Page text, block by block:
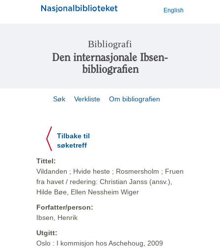
English
Bibliografi
Den internasjonale Ibsen-
bibliografien
Søk Verkliste Om bibliografien
Tilbake til
søketreff
Tittel:
Vildanden ; Hvide heste ; Rosmersholm ; Fruen
fra havet / redering: Christian Janss (ansv.),
Hilde Bøe, Ellen Nessheim Wiger
Forfatter/person:
Ibsen, Henrik
Utgitt:
Oslo : I kommisjon hos Aschehoug, 2009